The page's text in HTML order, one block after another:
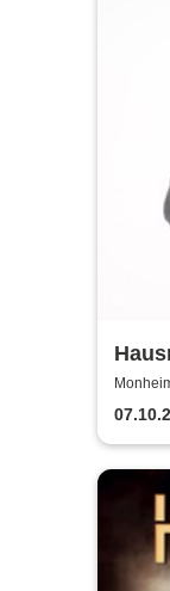
lebt